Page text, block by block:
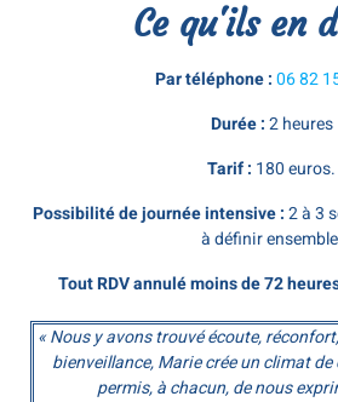
Ce qu'ils en
Par téléphone:06 82
Durée :2 heures
Tarif : 180 euros.
Possibilité de journée intensive :2 à 3
à définir
Tout RDV annulé moins de 72
« Nous y avons trouvé écoute,
bienveillance, Marie crée un climat
permis, à chacun, de nous